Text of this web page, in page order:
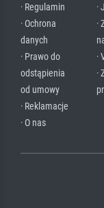
· Regulamin
· Ochrona
danych
· Prawo do
odstąpienia
od umowy
· Reklamacje
· O nas
·
·
·
·